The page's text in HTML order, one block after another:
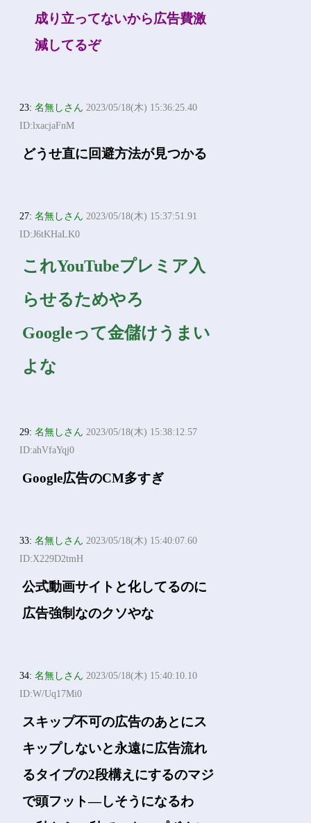
成り立ってないから広告費激
減してるぞ
23:名無しさん 2023/05/18(木) 15:36:25.40
ID:lxacjaFnM
どうせ直に回避方法が見つかる
27:名無しさん 2023/05/18(木) 15:37:51.91
ID:J6tKHaLK0
これYouTubeプレミア入
らせるためやろ
Googleって金儲けうまい
よな
29:名無しさん 2023/05/18(木) 15:38:12.57
ID:ahVfaYqj0
Google広告のCM多すぎ
33:名無しさん 2023/05/18(木) 15:40:07.60
ID:X229D2tmH
公式動画サイトと化してるのに
広告強制なのクソやな
34:名無しさん 2023/05/18(木) 15:40:10.10
ID:W/Uq17Mi0
スキップ不可の広告のあとにス
キップしないと永遠に広告流れ
るタイプの2段構えにするのマジ
で頭フット―しそうになるわ